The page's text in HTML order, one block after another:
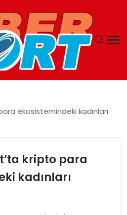
ekosistemindeki kadınları
kripto para
kadınları